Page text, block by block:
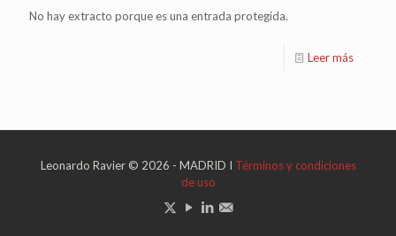
No hay extracto porque es una entrada protegida.
Leer más
Leonardo Ravier © 2026 - MADRID I Términos y condiciones
de uso